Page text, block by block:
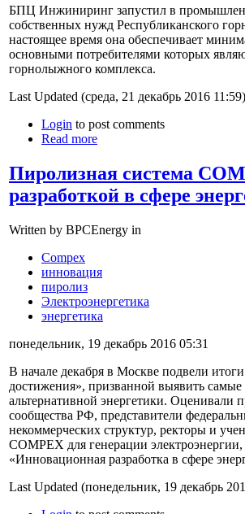
БПЦ Инжиниринг запустил в
собственных нужд Республиканского
настоящее время она обеспечивает
основными потребителями которых
горнолыжного комплекса.
Last Updated (среда, 21 декабрь 2016 11:59)
Login to post comments
Read more
Пиролизная система
разработкой в сфере
Written by BPCEnergy in
Compex
инновация
пиролиз
Электроэнергетика
энергетика
понедельник, 19 декабрь 2016 05:31
В начале декабря в Москве подвели
достижения», призванной выявить
альтернативной энергетики. Оценивали
сообщества РФ, представители
некоммерческих структур, ректоры и
COMPEX для генерации
«Инновационная разработка в сфере
Last Updated (понедельник, 19 декабрь